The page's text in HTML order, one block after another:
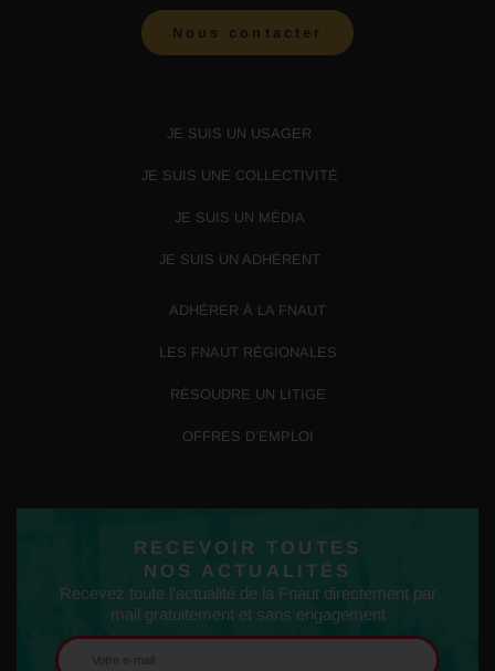
Nous contacter
JE SUIS UN USAGER
JE SUIS UNE COLLECTIVITÉ
JE SUIS UN MÉDIA
JE SUIS UN ADHÉRENT
ADHÉRER À LA FNAUT
LES FNAUT RÉGIONALES
RÉSOUDRE UN LITIGE
OFFRES D’EMPLOI
RECEVOIR TOUTES
NOS ACTUALITÉS
Recevez toute l'actualité de la Fnaut directement par
mail gratuitement et sans engagement